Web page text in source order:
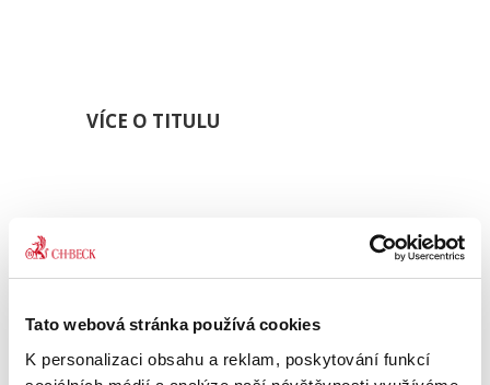
Tato webová stránka používá cookies
K personalizaci obsahu a reklam, poskytování funkcí
VÍCE O TITULU
Sbírka obsahuje v chronologickém pořadí
všechny přijaté nálezy a vybraná usnesení
Ústavního soudu. Pro odbornou, ale i
nepostradatelnou pomůckou k interpretaci
jsou nejen odůvodnění výroků nálezů a